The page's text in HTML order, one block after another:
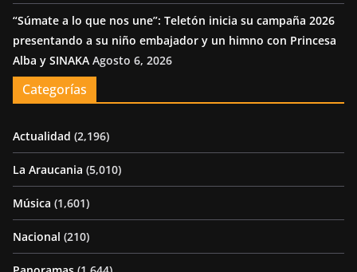
“Súmate a lo que nos une”: Teletón inicia su campaña 2026
presentando a su niño embajador y un himno con Princesa
Alba y SINAKA Agosto 6, 2026
Categorías
Actualidad (2,196)
La Araucania (5,010)
Música (1,601)
Nacional (210)